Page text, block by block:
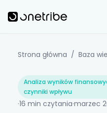
Onetribe
Strona główna / Baza
Analiza wyników
czynniki wpływu
·16 min czytania·marzec